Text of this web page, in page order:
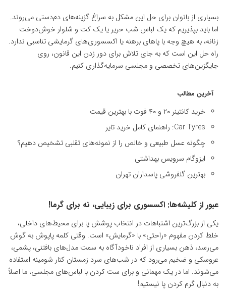
بسیاری از بانوان برای حل این مشکل به سراغ گزینه‌های دم‌دستی می‌روند.
اما باید بپذیریم که یک لباس شب حریر یا یک کت و شلوار خوش‌دوخت
زنانه، به هیچ وجه با پاهای برهنه یا اکسسوری‌های گرمایشی تناسبی ندارد.
راه حل این است که به جای تلاش برای دور زدن این قانون، روی
جایگزین‌های تخصصی و مجلسی سرمایه‌گذاری کنیم.
آخرین مطالب
خرید کانتینر ۲۰ و ۴۰ فوت با بهترین قیمت
Car Tyres: راهنمای کامل خرید تایر
چگونه عسل طبیعی و خالص را از نمونه‌های تقلبی تشخیص دهیم؟
ایزوگام سرویس بهداشتی
بهترین گلفروشی پاسداران تهران
عبور از کلیشه‌ها: اکسسوری برای زیبایی، نه برای گرما!
یکی از بزرگ‌ترین اشتباهات در انتخاب پوشش پا برای محیط‌های داخلی،
خلط کردن مفهوم «راحتی» با «گرمایش» است. وقتی کلمه پاپوش به گوش
می‌رسد، ذهن بسیاری از افراد ناخودآگاه به سمت مدل‌های بافتنی، پشمی،
عروسکی و ضخیم می‌رود که در شب‌های سرد زمستان کنار شومینه استفاده
می‌شوند. اما در یک مهمانی و برای ست کردن با لباس‌های مجلسی، ما اصلاً
به دنبال گرم کردن پا نیستیم!